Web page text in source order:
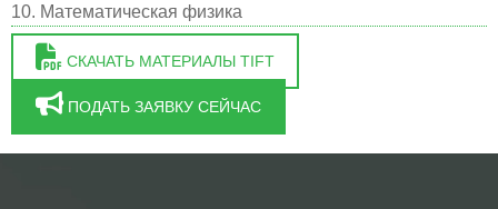
10. Математическая физика
СКАЧАТЬ МАТЕРИАЛЫ TIFT
ПОДАТЬ ЗАЯВКУ СЕЙЧАС